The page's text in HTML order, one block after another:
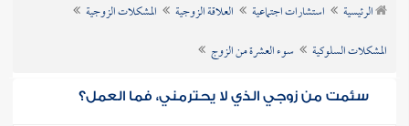
الرئيسية استشارات اجتماعية العلاقة الزوجية
المشكلات الزوجية
المشكلات السلوكية
سوء العشرة من الزوج
سئمت من زوجي الذي لا يحترمني، فما العمل؟